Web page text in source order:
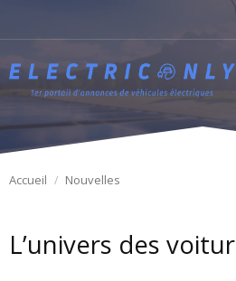
Accueil Nouvelles
L’univers des